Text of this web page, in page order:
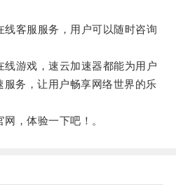
客服服务，用户可以随时咨询
游戏，速云加速器都能为用户
务，让用户畅享网络世界的乐
，体验一下吧！。